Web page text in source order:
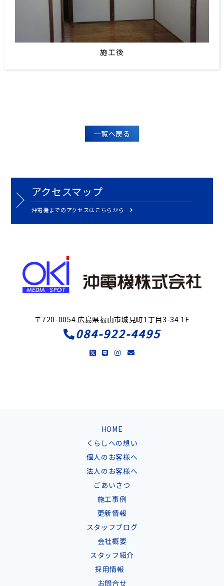
施工後
一覧へ戻る
アクセスマップ
沖電機までのアクセスはこちらから
〒720-0054 広島県福山市城見町1丁目3-34 1F
084-922-4495
HOME
くらしへの想い
個人のお客様へ
法人のお客様へ
ごあいさつ
施工事例
更新情報
スタッフブログ
会社概要
スタッフ紹介
採用情報
お問合せ